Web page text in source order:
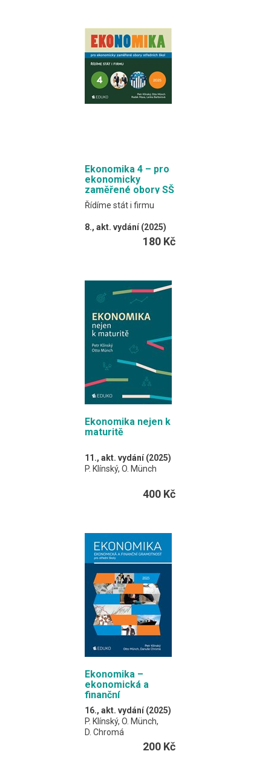
procvičovací úlohy.
Formát EDUKO PC / 300
stran
Ekonomika 4 – pro
ekonomicky
zaměřené obory SŠ
Řídíme stát i firmu
8., akt. vydání (2025)
mapy.
Formát EDUKO PC / 132
stran
180 Kč
Ekonomika nejen k
maturitě
11., akt. vydání (2025)
P. Klínský, O. Münch
Pro ty z vás, kteří
A4 / 216 stran
400 Kč
Ekonomika –
ekonomická a
finanční
gramotnost
16., akt. vydání (2025)
P. Klínský, O. Münch,
D. Chromá
200 Kč